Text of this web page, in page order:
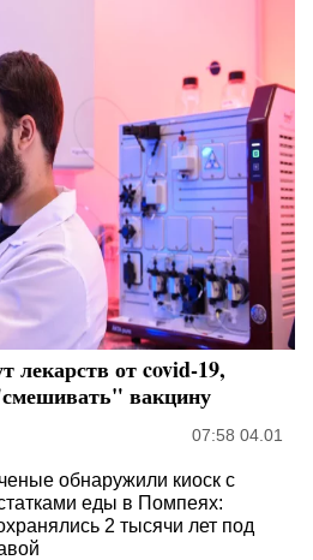
лекарств от covid-19,
вакцину
07:58 04.01
обнаружили киоск с
еды в Помпеях:
2 тысячи лет под